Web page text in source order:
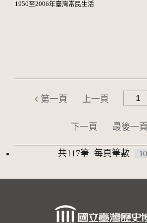
1950至2006年臺灣常民生活
第一頁 上一頁
下一頁 最後一頁
共117筆 每頁筆數